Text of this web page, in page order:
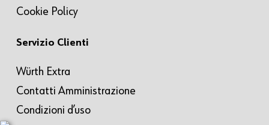
Cookie Policy
Servizio Clienti
Würth Extra
Contatti Amministrazione
Condizioni d’uso